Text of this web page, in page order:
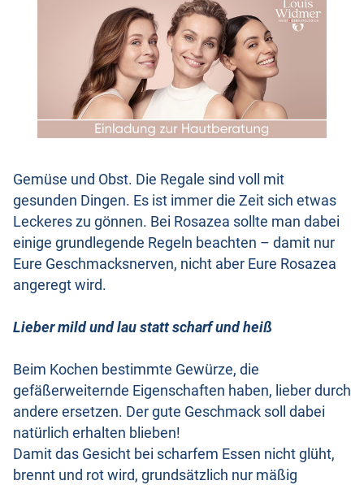
Gemüse und Obst. Die Regale sind voll mit
gesunden Dingen. Es ist immer die Zeit sich etwas
Leckeres zu gönnen. Bei Rosazea sollte man dabei
einige grundlegende Regeln beachten – damit nur
Eure Geschmacksnerven, nicht aber Eure Rosazea
angeregt wird.
Lieber mild und lau statt scharf und heiß
Beim Kochen bestimmte Gewürze, die
gefäßerweiternde Eigenschaften haben, lieber durch
andere ersetzen. Der gute Geschmack soll dabei
natürlich erhalten blieben!
Damit das Gesicht bei scharfem Essen nicht glüht,
brennt und rot wird, grundsätzlich nur mäßig